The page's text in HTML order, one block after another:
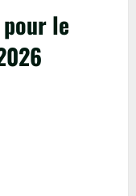
le